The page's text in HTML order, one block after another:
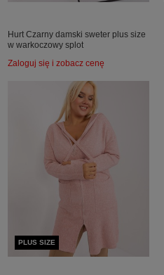
Hurt Czarny damski sweter plus size
w warkoczowy splot
Zaloguj się i zobacz cenę
PLUS SIZE